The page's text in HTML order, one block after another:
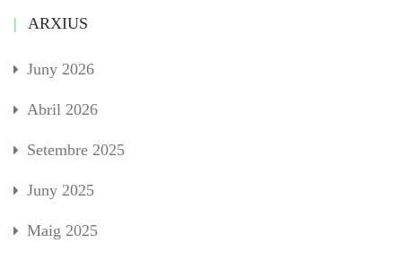
ARXIUS
Juny 2026
Abril 2026
Setembre 2025
Juny 2025
Maig 2025